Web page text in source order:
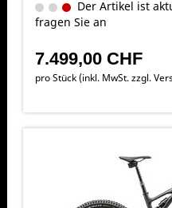
Der Artikel ist
fragen Sie an
7.499,00 CHF
pro Stück (inkl. MwSt. zzgl.